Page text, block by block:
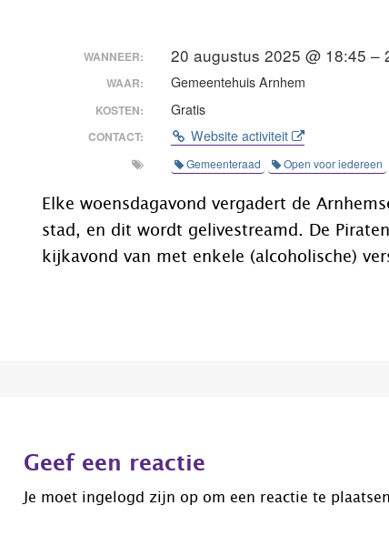
WANNEER: 20 augustus 2025 @ 18:45 –
WAAR: Gemeentehuis Arnhem
KOSTEN: Gratis
CONTACT: Website activiteit
Gemeenteraad Open voor iedereen
Elke woensdagavond vergadert de
stad, en dit wordt gelivestreamd. De
kijkavond van met enkele (alcoholische)
Geef een reactie
Je moet ingelogd zijn op om een reactie te plaatsen.